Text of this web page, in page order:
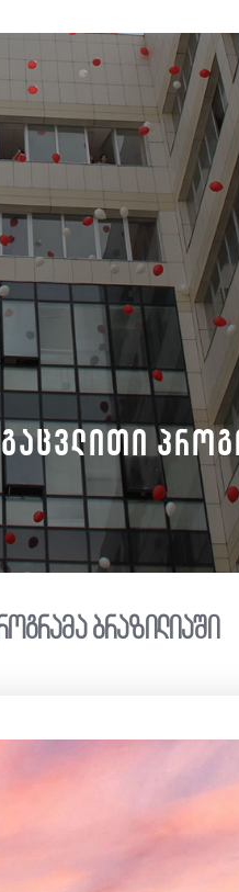
გაცვლითი
ბრაზილიაში